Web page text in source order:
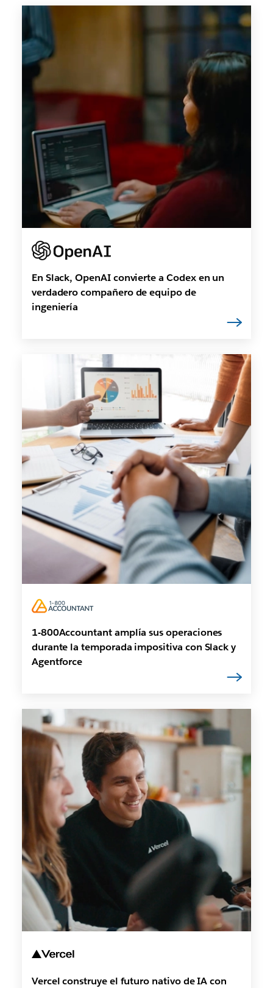
En Slack, OpenAI convierte a Codex en un
verdadero compañero de equipo de
ingeniería
1-800Accountant amplía sus operaciones
durante la temporada impositiva con Slack y
Agentforce
Vercel construye el futuro nativo de IA con